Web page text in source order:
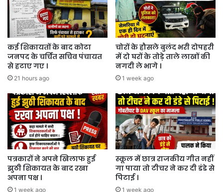
कई शिकायतों के बाद कोटा
जनपद के चर्चित सचिव पंचायत
से हटाए गए ।
21 hours ago
चोरों के हौसले बुलंद भरी दोपहरी
में दो घरों के तोड़े ताले लाखों की
नगदी ले भागे ।
1 week ago
पत्रकारों ने अपने खिलाफ हुई
झुठी शिकायत के बाद रखा
अपना पक्ष ।
1 week ago
स्कूल में छात्र राजकीय गीत नहीं
गा पाया तो टीचर ने कर दी डंडे से
पिटाई ।
1 week ago